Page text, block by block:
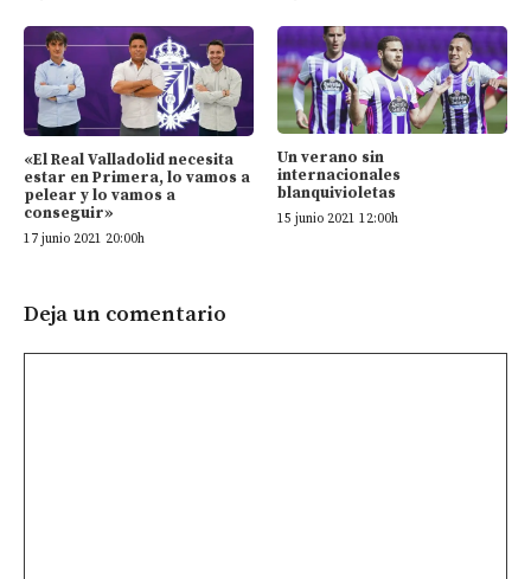
«El Real Valladolid necesita
estar en Primera, lo vamos a
pelear y lo vamos a
conseguir»
17 junio 2021 20:00h
Un verano sin
internacionales
blanquivioletas
15 junio 2021 12:00h
Deja un comentario